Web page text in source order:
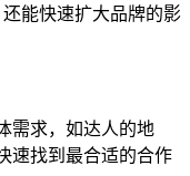
能快速扩大品牌的影
需求，如达人的地
速找到最合适的合作